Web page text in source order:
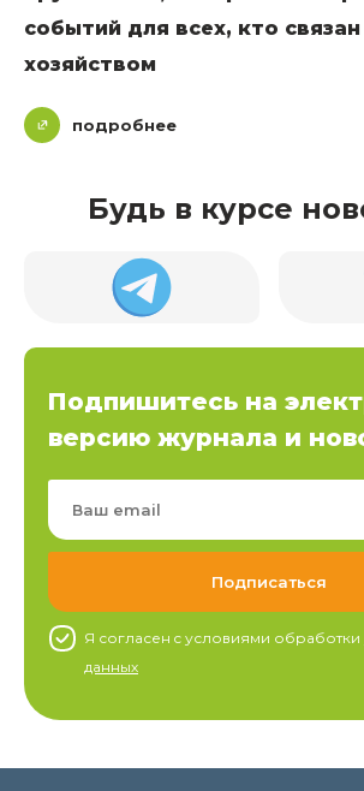
событий для всех, кто
хозяйством
подробнее
Будь в курсе
Подпишитесь на
версию журнала и
Я согласен c условиями обработки
данных